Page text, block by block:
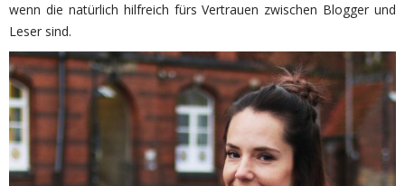
wenn die natürlich hilfreich fürs Vertrauen zwischen Blogger und
Leser sind.